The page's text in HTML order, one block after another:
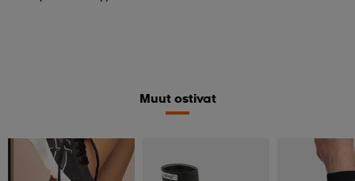
Muut ostivat